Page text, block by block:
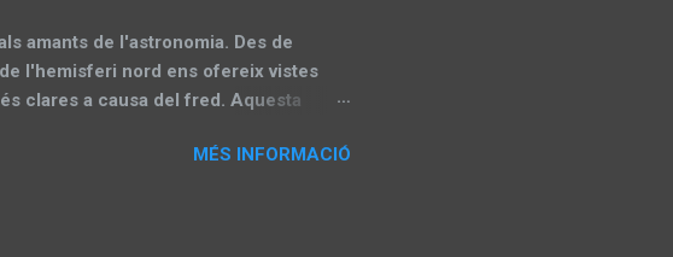
amants de l'astronomia. Des de
l'hemisferi nord ens ofereix vistes
clares a causa del fred. Aquesta
hores de foscor. En aquesta entrada,
que formen patrons fàcils de
MÉS INFORMACIÓ